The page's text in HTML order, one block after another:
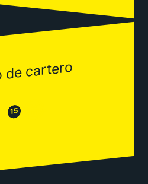
de cartero
15 😂